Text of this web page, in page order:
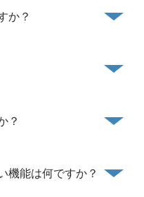
か？
？
機能は何ですか？